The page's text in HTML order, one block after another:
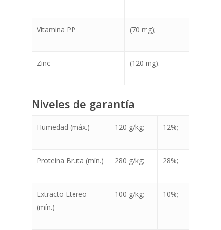
Vitamina PP (70 mg);
Zinc (120 mg).
Niveles de garantía
Humedad (máx.) 120 g/kg; 12%;
Proteína Bruta (mín.) 280 g/kg; 28%;
Extracto Etéreo
(mín.)
100 g/kg; 10%;